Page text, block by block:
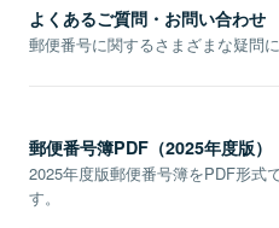
よくあるご質問・お問い合わせ
郵便番号に関するさまざまな疑問に
郵便番号簿PDF（2025年度版）
2025年度版郵便番号簿をPDF形式
す。